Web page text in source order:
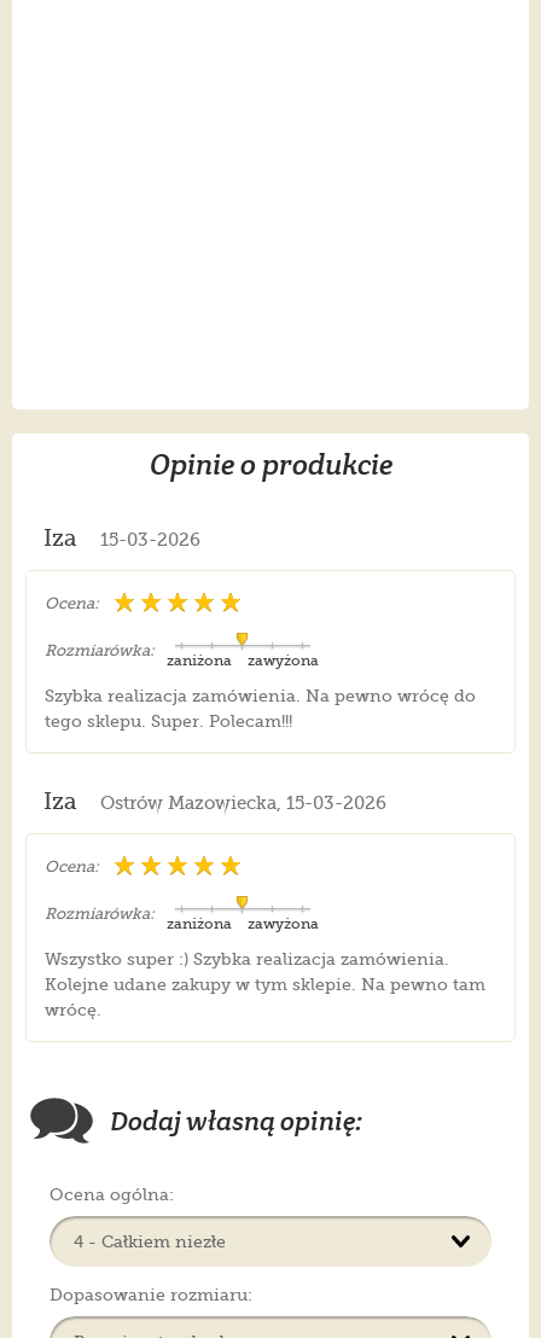
Opinie o produkcie
Iza 15-03-2026
Ocena:
Rozmiarówka:
zawyżona
zaniżona
Szybka realizacja zamówienia. Na pewno wrócę do
tego sklepu. Super. Polecam!!!
Iza Ostrów Mazowiecka, 15-03-2026
Ocena:
Rozmiarówka:
zawyżona
zaniżona
Wszystko super :) Szybka realizacja zamówienia.
Kolejne udane zakupy w tym sklepie. Na pewno tam
wrócę.
Dodaj własną opinię:
Ocena ogólna:
Dopasowanie rozmiaru: